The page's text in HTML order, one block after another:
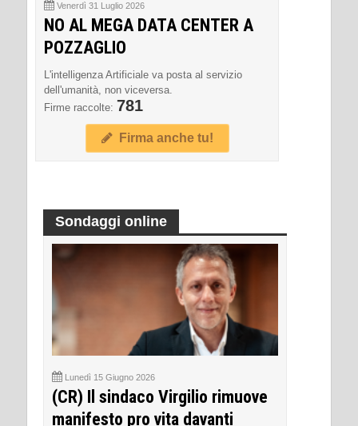
Venerdì 31 Luglio 2026
NO AL MEGA DATA CENTER A
POZZAGLIO
L'intelligenza Artificiale va posta al servizio
dell'umanità, non viceversa.
Firme raccolte: 781
Firma anche tu!
Sondaggi online
Lunedì 15 Giugno 2026
(CR) Il sindaco Virgilio rimuove
manifesto pro vita davanti